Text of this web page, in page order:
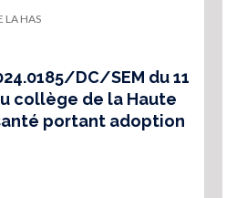
LA HAS
DC/SEM du 11
collège de la Haute
portant adoption